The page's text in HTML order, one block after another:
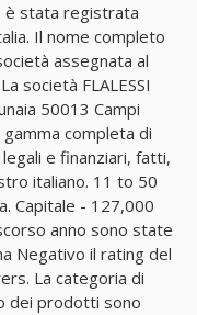
è stata registrata
Il nome completo
assegnata al
società FLALESSI
50013 Campi
completa di
e finanziari, fatti,
italiano. 11 to 50
Capitale - 127,000
anno sono state
Negativo il rating del
La categoria di
dei prodotti sono